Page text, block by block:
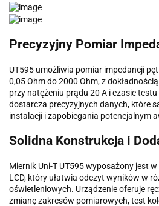
Precyzyjny Pomiar
UT595 umożliwia pomiar impedancji
0,05 Ohm do 2000 Ohm, z
przy natężeniu prądu 20 A i czasie
dostarcza precyzyjnych danych, które
instalacji i zapobiegania potencjalnym
Solidna Konstrukcja i
Miernik Uni-T UT595 wyposażony jest
LCD, który ułatwia odczyt wyników w
oświetleniowych. Urządzenie oferuje
zmianę zakresów pomiarowych, test